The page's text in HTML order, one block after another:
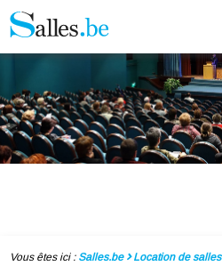
Vous êtes ici : Salles.be Location de salles